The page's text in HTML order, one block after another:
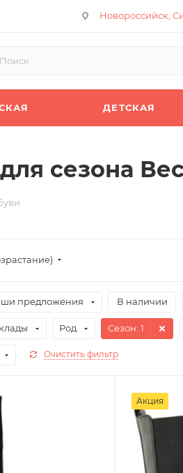
Новороссийск,
ДЕТСКАЯ
сезона
предложения В наличии
Род Сезон: 1
Очистить фильтр
Акция